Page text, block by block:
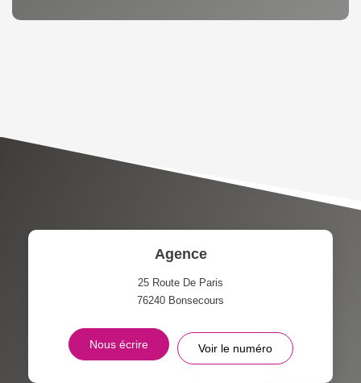
TAUX DE PROPRIÉTAIRES
PART DES MÉNAGES SANS
DISTANCE DE L'AÉROPORT :
Agence
25 Route De Paris
76240 Bonsecours
Nous écrire Voir le numéro